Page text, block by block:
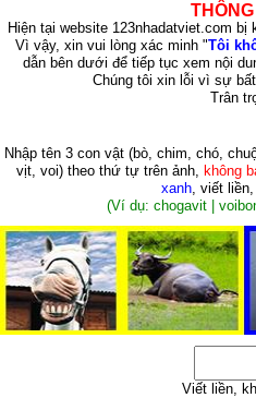
Hiện tại website 123nhadatviet.com bị
Vì vậy, xin vui lòng xác minh "Tôi
dẫn bên dưới để tiếp tục xem nội
Chúng tôi xin lỗi vì sự
Trân
Nhập tên 3 con vật (bò, chim, chó,
vịt, voi)theo thứ tự trên ảnh, không
xanh, viết liền,
(Ví dụ: chogavit |
Viết liền,